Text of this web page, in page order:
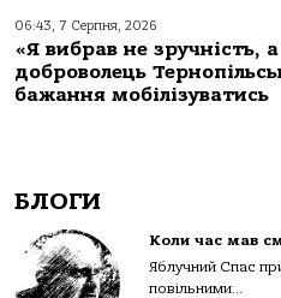
06:43, 7 Серпня, 2026
«Я вибрав не зручність,
доброволець
бажання мобілізуватись
БЛОГИ
Коли час мав
Яблучний Спас
повільними...